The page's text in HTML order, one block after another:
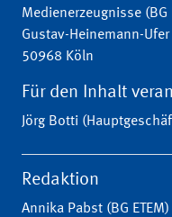
Medienerzeugnisse (BG
Gustav-Heinemann-
50968 Köln
Für den Inhalt
Jörg Botti
Redaktion
Annika Pabst (BG ETEM)